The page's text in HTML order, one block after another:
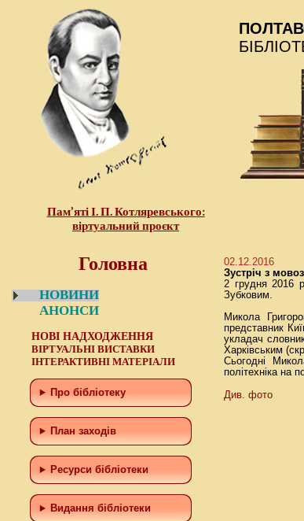
Пам’яті І. П. Котляревського:
віртуальний проєкт
Головна
НОВИНИ
АНОНСИ
НОВІ НАДХОДЖЕННЯ
ВІРТУАЛЬНІ ВИСТАВКИ
ІНТЕРАКТИВНІ МАТЕРІАЛИ
Про бібліотеку
План заходів
Ресурси бібліотеки
Видання бібліотеки
02.12.2016
Зустріч з
2 грудня 2016
Зубковим.
Микола
представник
укладач
Харківським
Сьогодні
політехніка на
Див. фото